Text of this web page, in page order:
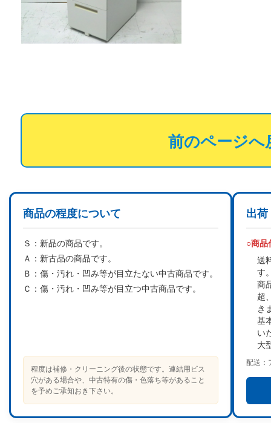
前のページへ
商品の程度について
Ｓ： 新品の商品です。
Ａ： 新古品の商品です。
Ｂ： 傷・汚れ・凹み等が目立たない中古商品です。
Ｃ： 傷・汚れ・凹み等が目立つ中古商品です。
程度は補修・クリーニング後の状態です。連結用ビス
穴がある場合や、中古特有の傷・色落ち等があること
を予めご承知おき下さい。
出荷
○商品
送
す
商
超
き
基
い
大
配送：